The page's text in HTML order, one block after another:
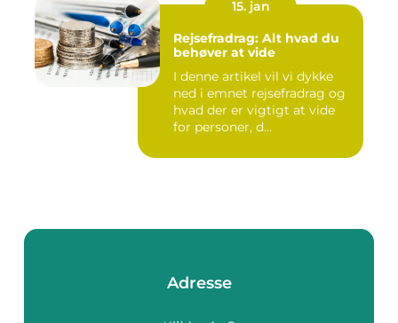
15. jan
Rejsefradrag: Alt hvad du
behøver at vide
I denne artikel vil vi dykke
ned i emnet rejsefradrag og
hvad der er vigtigt at vide
for personer, d...
Adresse